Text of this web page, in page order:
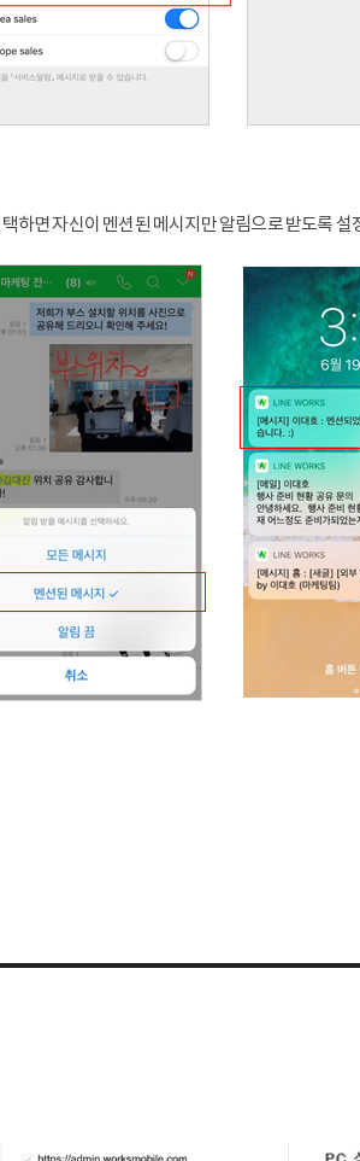
하면 자신이 멘션된 메시지만 알림으로 받도록 설